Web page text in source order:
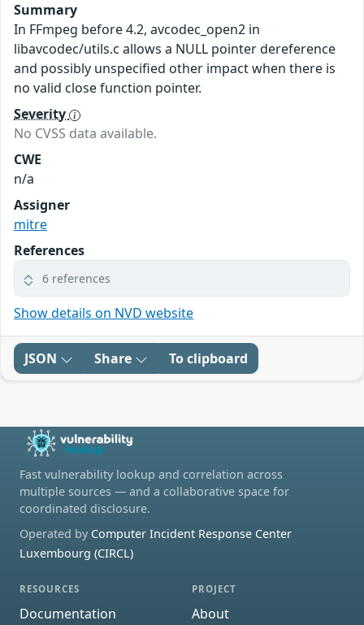
Summary
In FFmpeg before 4.2, avcodec_open2 in
libavcodec/utils.c allows a NULL pointer dereference
and possibly unspecified other impact when there is
no valid close function pointer.
Severity
No CVSS data available.
CWE
n/a
Assigner
mitre
References
6 references
Show details on NVD website
JSON Share To clipboard
Fast vulnerability lookup and correlation across
multiple sources — and a collaborative space for
coordinated disclosure.
Operated by Computer Incident Response Center
Luxembourg (CIRCL)
RESOURCES
Documentation
PROJECT
About